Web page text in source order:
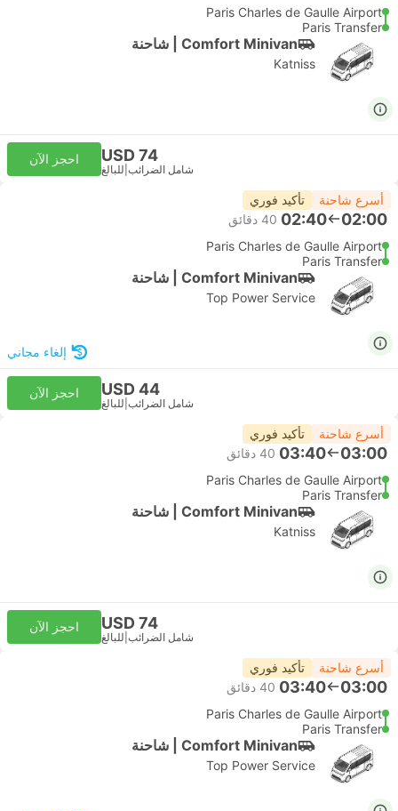
Paris Charles de Gaulle Airport
Paris Transfer
Comfort Minivan | شاحنة
Katniss
USD 74
شامل الضرائب للبالغ
احجز الآن
أسرع شاحنة تأكيد فوري
02:00
02:40 ‫40 دقائق
Paris Charles de Gaulle Airport
Paris Transfer
Comfort Minivan | شاحنة
Top Power Service
إلغاء مجاني
USD 44
شامل الضرائب للبالغ
احجز الآن
أسرع شاحنة تأكيد فوري
03:00
03:40 ‫40 دقائق
Paris Charles de Gaulle Airport
Paris Transfer
Comfort Minivan | شاحنة
Katniss
USD 74
شامل الضرائب للبالغ
احجز الآن
أسرع شاحنة تأكيد فوري
03:00
03:40 ‫40 دقائق
Paris Charles de Gaulle Airport
Paris Transfer
Comfort Minivan | شاحنة
Top Power Service